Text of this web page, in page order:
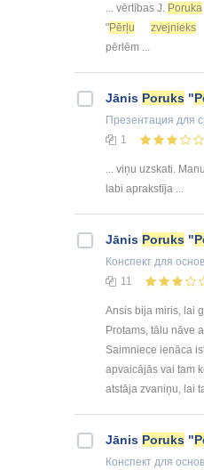
... vērtības J. Poruka
"Pērļu zvejnieks
pērlēm ...
Jānis Poruks "
Презентация для
1
... viņu uzskati.
labi aprakstīja ...
Jānis Poruks "
Конспект для
11
Ansis bija miris, lai
Protams, tālu nāve
Saimniece ienāca
apvaicājās vai tam
atstāja zvaniņu, lai
Jānis Poruks "
Конспект для